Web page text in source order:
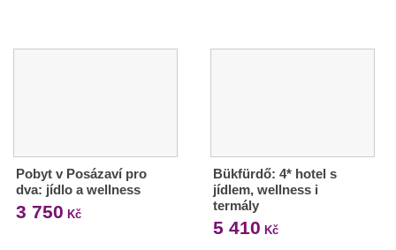
Pobyt v Posázaví pro
dva: jídlo a wellness
3 750 Kč
Bükfürdő: 4* hotel s
jídlem, wellness i
termály
5 410 Kč